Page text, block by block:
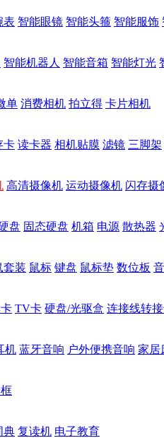
表 智能眼镜 智能头箍 智能服饰
智能机器人 智能音箱 智能灯光
单 消费相机 拍立得 卡片相机
卡 读卡器 相机贴膜 滤镜 三脚架
高清摄像机 运动摄像机 闪存摄
盘 固态硬盘 机箱 电源 散热器
套装 鼠标 键盘 鼠标垫 数位板
TV卡 硬盘/光驱盒 连接线转
机 蓝牙音响 户外便携音响 家居
典 复读机 电子教育